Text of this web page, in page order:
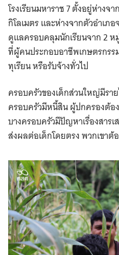
โรงเรียนมหาราช 7 ตั้งอยู่ห่าง
กิโลเมตร และห่างจากตัวอำเภอ
ดูแลครอบคลุมนักเรียนจาก 2
ที่ผู้คนประกอบอาชีพเกษตรกรร
ทุเรียน หรือรับจ้างทั่วไป
ครอบครัวของเด็กส่วนใหญ่มีรา
ครอบครัวมีหนี้สิน ผู้ปกครองต้อ
บางครอบครัวมีปัญหาเรื่องสาร
ส่งผลต่อเด็กโดยตรง พวกเขา